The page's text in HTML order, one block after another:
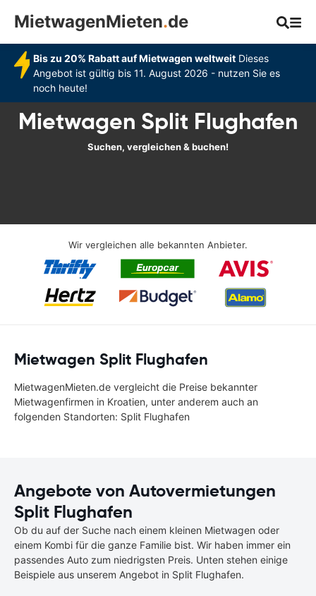
MietwagenMieten.de
Bis zu 20% Rabatt auf Mietwagen weltweitDieses
Angebot ist gültig bis 11. August 2026 - nutzen Sie es
noch heute!
Mietwagen Split Flughafen
Suchen, vergleichen & buchen!
Wir vergleichen alle bekannten Anbieter.
Mietwagen Split Flughafen
MietwagenMieten.de vergleicht die Preise bekannter
Mietwagenfirmen in Kroatien, unter anderem auch an
folgenden Standorten: Split Flughafen
Angebote von Autovermietungen
Split Flughafen
Ob du auf der Suche nach einem kleinen Mietwagen oder
einem Kombi für die ganze Familie bist. Wir haben immer ein
passendes Auto zum niedrigsten Preis. Unten stehen einige
Beispiele aus unserem Angebot in Split Flughafen.